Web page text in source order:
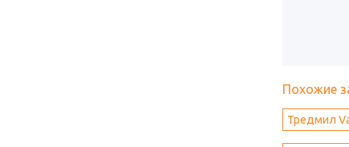
Похожие
Тредмил